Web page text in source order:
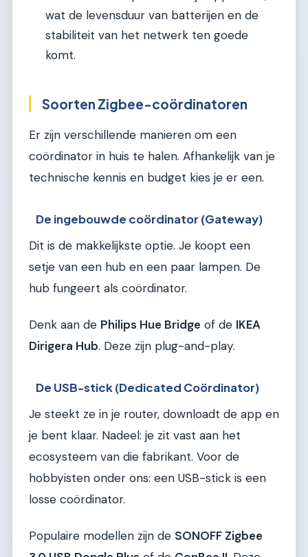
wat de levensduur van batterijen en de
stabiliteit van het netwerk ten goede
komt.
Soorten Zigbee-coördinatoren
Er zijn verschillende manieren om een
coördinator in huis te halen. Afhankelijk van je
technische kennis en budget kies je er een.
De ingebouwde coördinator (Gateway)
Dit is de makkelijkste optie. Je koopt een
setje van een hub en een paar lampen. De
hub fungeert als coördinator.
Denk aan de Philips Hue Bridge of de IKEA
Dirigera Hub. Deze zijn plug-and-play.
De USB-stick (Dedicated Coördinator)
Je steekt ze in je router, downloadt de app en
je bent klaar. Nadeel: je zit vast aan het
ecosysteem van die fabrikant. Voor de
hobbyisten onder ons: een USB-stick is een
losse coördinator.
Populaire modellen zijn de SONOFF Zigbee